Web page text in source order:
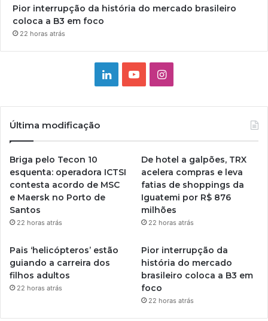
Pior interrupção da história do mercado brasileiro
coloca a B3 em foco
22 horas atrás
LinkedinYouTubeInstagram
Última modificação
Briga pelo Tecon 10
esquenta: operadora ICTSI
contesta acordo de MSC
e Maersk no Porto de
Santos
22 horas atrás
De hotel a galpões, TRX
acelera compras e leva
fatias de shoppings da
Iguatemi por R$ 876
milhões
22 horas atrás
Pais ‘helicópteros’ estão
guiando a carreira dos
filhos adultos
22 horas atrás
Pior interrupção da
história do mercado
brasileiro coloca a B3 em
foco
22 horas atrás